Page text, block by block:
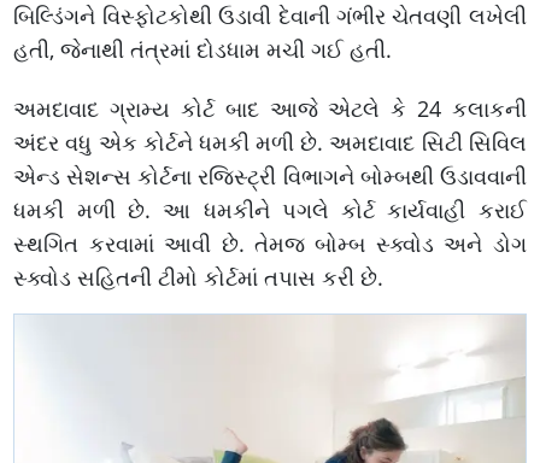
બિલ્ડિંગને વિસ્ફોટકોથી ઉડાવી દેવાની ગંભીર ચેતવણી લખેલી
હતી, જેનાથી તંત્રમાં દોડધામ મચી ગઈ હતી.
અમદાવાદ ગ્રામ્ય કોર્ટ બાદ આજે એટલે કે 24 કલાકની
અંદર વધુ એક કોર્ટને ધમકી મળી છે. અમદાવાદ સિટી સિવિલ
એન્ડ સેશન્સ કોર્ટના રજિસ્ટ્રી વિભાગને બોમ્બથી ઉડાવવાની
ધમકી મળી છે. આ ધમકીને પગલે કોર્ટ કાર્યવાહી કરાઈ
સ્થગિત કરવામાં આવી છે. તેમજ બોમ્બ સ્ક્વોડ અને ડોગ
સ્ક્વોડ સહિતની ટીમો કોર્ટમાં તપાસ કરી છે.